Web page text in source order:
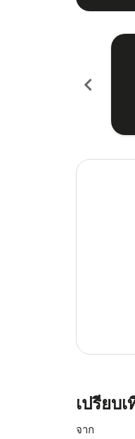
chevron_left
เปรียบ
จาก